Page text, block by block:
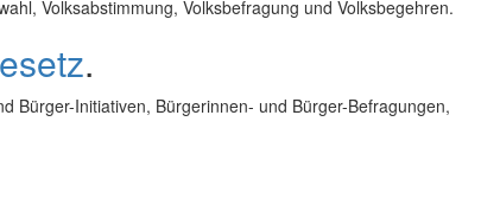
Volksabstimmung, Volksbefragung und Volksbegehren.
.
Bürger-Initiativen, Bürgerinnen- und Bürger-Befragungen,